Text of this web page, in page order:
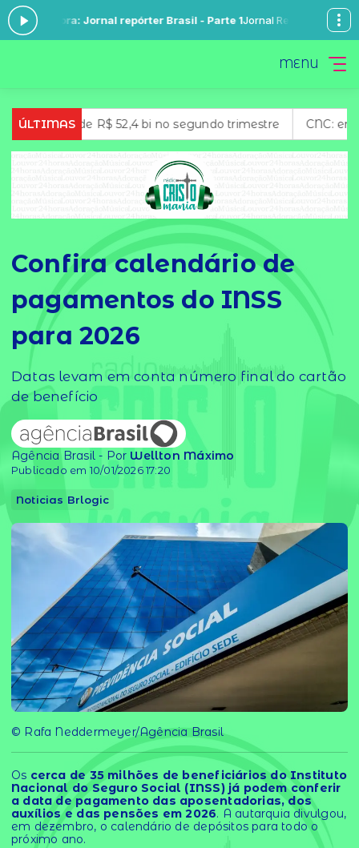
Jornal repórter Brasil - Parte 1Jornal Repórter Brasil com Léo
MENU
ÚLTIMAS
R$ 52,4 bi no segundo trimestre CNC: endividamento
Confira calendário de
pagamentos do INSS
para 2026
Datas levam em conta número final do cartão
de benefício
Agência Brasil - Por Wellton Máximo
Publicado em 10/01/2026 17:20
Noticias Brlogic
© Rafa Neddermeyer/Agência Brasil
Os cerca de 35 milhões de beneficiários do Instituto
Nacional do Seguro Social (INSS) já podem conferir
a data de pagamento das aposentadorias, dos
auxílios e das pensões em 2026. A autarquia divulgou,
em dezembro, o calendário de depósitos para todo o
próximo ano.